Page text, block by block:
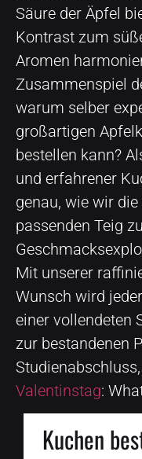
Säure der Äpfel
Kontrast zum
Aromen
Zusammenspiel
warum selber
großartigen
bestellen kann?
und erfahrener
genau, wie wir
passenden Teig
Mit unserer
Wunsch wird
einer vollendeten
zur bestandenen
Valentinstag:
Kuchen